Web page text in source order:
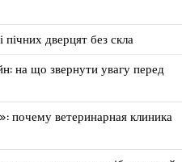
пічних дверцят без скла
на що звернути увагу перед
почему ветеринарная клиника